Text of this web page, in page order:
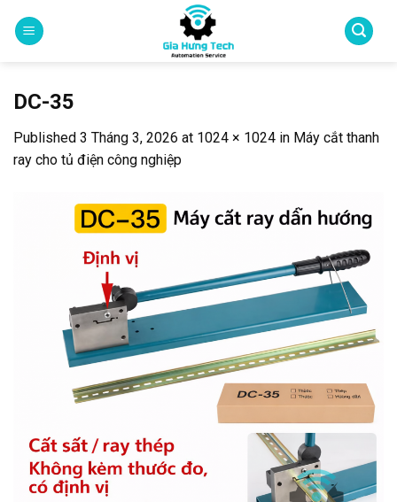
DC-35
Published 3 Tháng 3, 2026 at 1024 × 1024 in Máy cắt thanh
ray cho tủ điện công nghiệp